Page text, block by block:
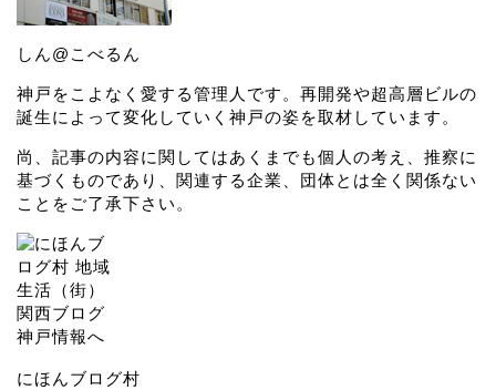
しん@こべるん
神戸をこよなく愛する管理人です。再開発や超高層ビルの
誕生によって変化していく神戸の姿を取材しています。
尚、記事の内容に関してはあくまでも個人の考え、推察に
基づくものであり、関連する企業、団体とは全く関係ない
ことをご了承下さい。
にほんブログ村